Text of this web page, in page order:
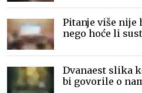
Pitanje više nije
nego hoće li
Dvanaest slika
bi govorile o